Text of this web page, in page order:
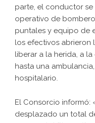
parte, el conductor se
operativo de
puntales y equipo de
los efectivos
liberar a la herida, a
hasta una
hospitalario.
El Consorcio informó:
desplazado un total